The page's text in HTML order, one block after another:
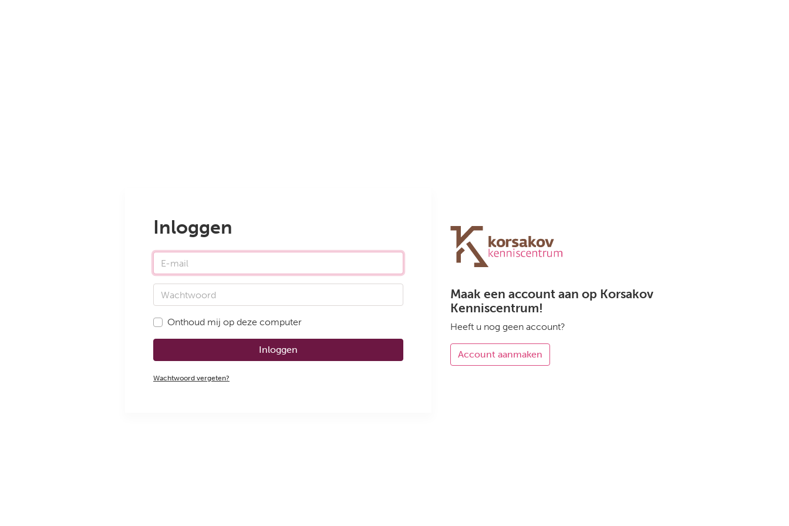
Inloggen
E-mail
Wachtwoord
Onthoud mij op deze computer
Inloggen
Wachtwoord vergeten?
Maak een account aan op Korsakov
Kenniscentrum!
Heeft u nog geen account?
Account aanmaken